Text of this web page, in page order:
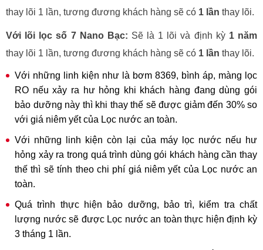
thay lõi 1 lần, tương đương khách hàng sẽ có 1 lần thay lõi.
Với lõi lọc số 7 Nano Bạc: Sẽ là 1 lõi và định kỳ 1 năm
thay lõi 1 lần, tương đương khách hàng sẽ có 1 lần thay lõi.
Với những linh kiện như là bơm 8369, bình áp, màng lọc
RO nếu xảy ra hư hỏng khi khách hàng đang dùng gói
bảo dưỡng này thì khi thay thế sẽ được giảm đến 30% so
với giá niêm yết của Lọc nước an toàn.
Với những linh kiện còn lại của máy lọc nước nếu hư
hỏng xảy ra trong quá trình dùng gói khách hàng cần thay
thế thì sẽ tính theo chi phí giá niêm yết của Lọc nước an
toàn.
Quá trình thực hiện bảo dưỡng, bảo trì, kiểm tra chất
lượng nước sẽ được Lọc nước an toàn thực hiện định kỳ
3 tháng 1 lần.